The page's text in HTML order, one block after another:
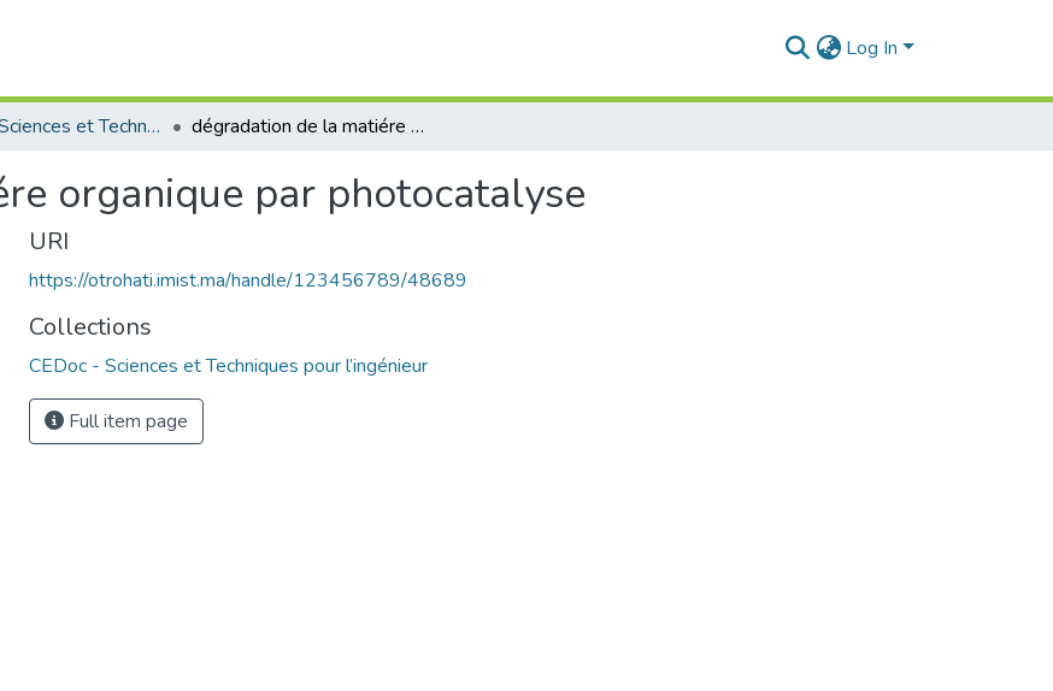
Log In
CEDoc - Sciences et Techniques pour l’ingénieur dégradation de la matiére organique par photocatalyse
organique par photocatalyse
URI
https://otrohati.imist.ma/handle/123456789/48689
Collections
CEDoc - Sciences et Techniques pour l’ingénieur
Full item page